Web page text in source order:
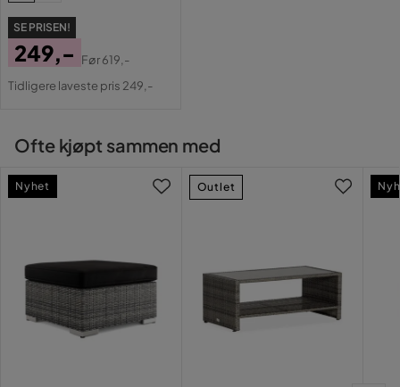
Fotskammel inkludert
Serie
SE PRISEN!
Pris
249,-
Original
Før619,-
Tidligere laveste pris 249,-
Ofte kjøpt sammen med
Nyhet Outlet